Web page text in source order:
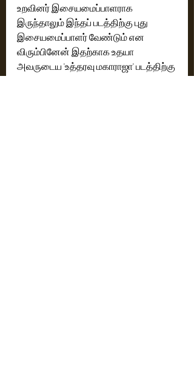
உறவினர் இசையமைப்பாளராக
இருந்தாலும் இந்தப் படத்திற்கு புது
இசையமைப்பாளர் வேண்டும் என
விரும்பினேன் இதற்காக உதயா
அவருடைய 'உத்தரவு மகாராஜா' படத்திற்கு